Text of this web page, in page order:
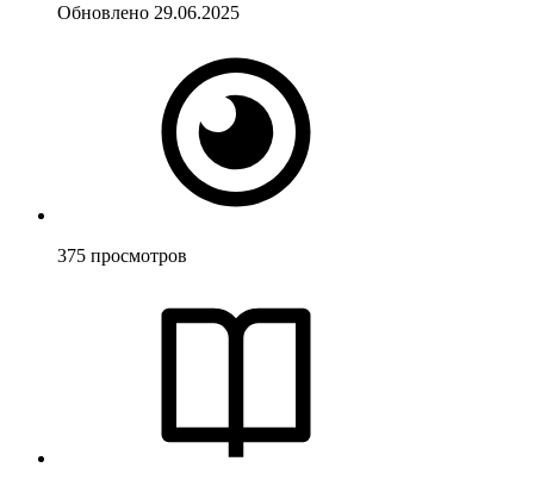
Обновлено 29.06.2025
375 просмотров